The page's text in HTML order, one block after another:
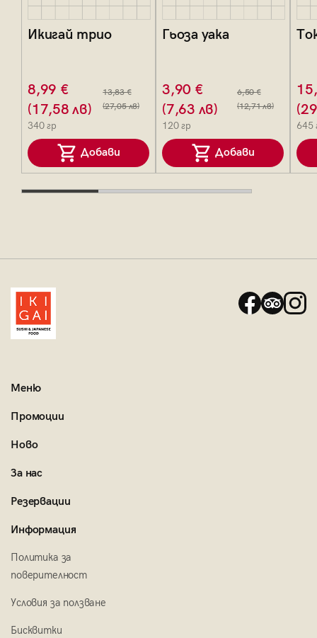
Икигай трио
8,99 €
(17,58 лв)
13,83 €
(27,05 лв)
340 гр
Добави
Гьоза уака
3,90 €
(7,63 лв)
6,50 €
(12,71 лв)
120 гр
Добави
645
Меню
Промоции
Ново
За нас
Резервации
Информация
Политика за
поверителност
Условия за ползване
Бисквитки